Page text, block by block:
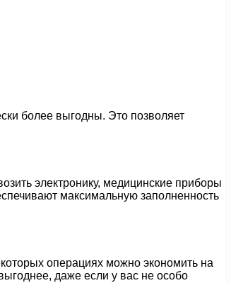
более выгодны. Это позволяет
электронику, медицинские приборы
максимальную заполненность
операциях можно экономить на
даже если у вас не особо